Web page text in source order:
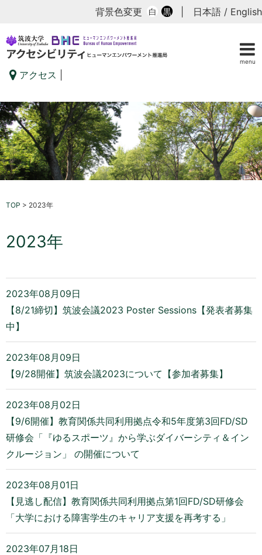
menu
背景色変更 白 黒 日本語 / English
アクセス
TOP > 2023年
2023年
2023年08月09日
【8/21締切】筑波会議2023 Poster Sessions【発表者募集
中】
2023年08月09日
【9/28開催】筑波会議2023について【参加者募集】
2023年08月02日
【9/6開催】教育関係共同利用拠点令和5年度第3回FD/SD
研修会「『ゆるスポーツ』から学ぶダイバーシティ＆イン
クルージョン」 の開催について
2023年08月01日
【見逃し配信】教育関係共同利用拠点第1回FD/SD研修会
「大学における障害学生のキャリア支援を再考する」
2023年07月18日